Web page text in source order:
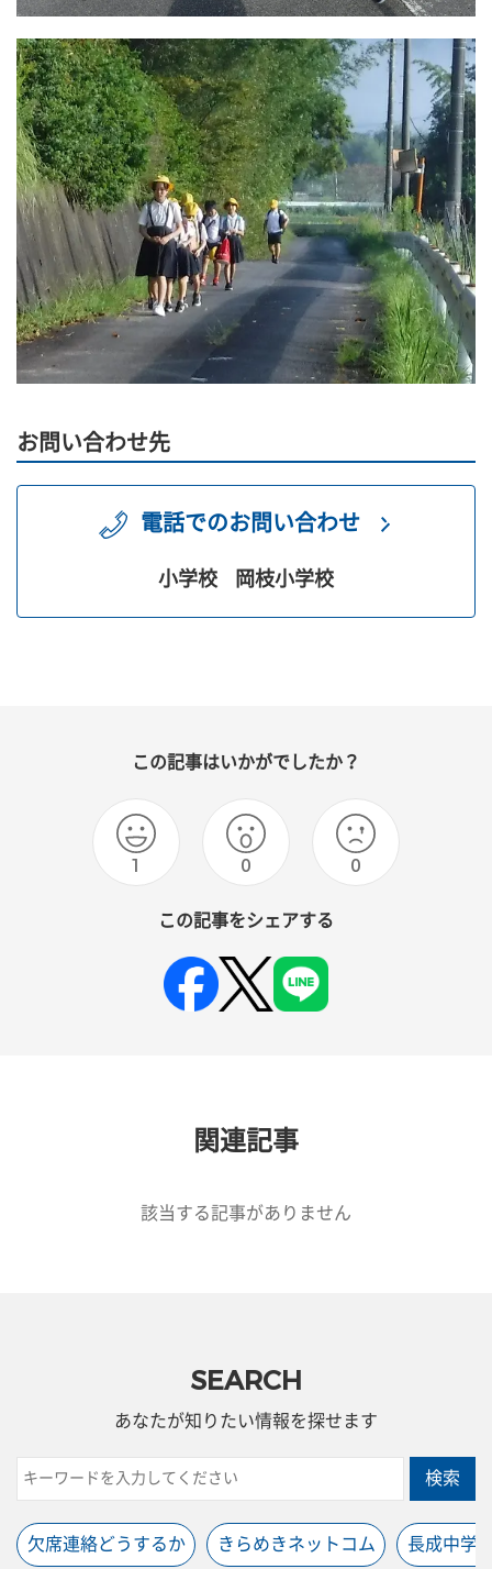
お問い合わせ先
電話でのお問い合わせ
小学校 岡枝小学校
この記事はいかがでしたか？
1 0 0
この記事をシェアする
関連記事
該当する記事がありません
SEARCH
あなたが知りたい情報を探せます
検索
欠席連絡どうするか きらめきネットコム 長成中学